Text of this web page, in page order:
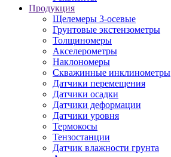
Продукция
Щелемеры 3-осевые
Грунтовые экстензометры
Толщиномеры
Акселерометры
Наклономеры
Скважинные инклинометры
Датчики перемещения
Датчики осадки
Датчики деформации
Датчики уровня
Термокосы
Тензостанции
Датчик влажности грунта